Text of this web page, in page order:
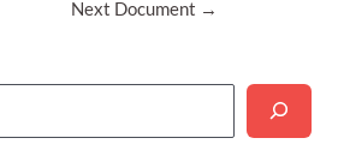
Next Document →